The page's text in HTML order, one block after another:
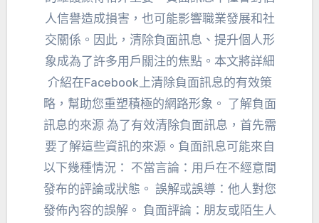
人信譽造成損害，也可能影響職業發展和社
交關係。因此，清除負面訊息、提升個人形
象成為了許多用戶關注的焦點。本文將詳細
介紹在Facebook上清除負面訊息的有效策
略，幫助您重塑積極的網路形象。 了解負面
訊息的來源 為了有效清除負面訊息，首先需
要了解這些資訊的來源。負面訊息可能來自
以下幾種情況： 不當言論：用戶在不經意間
發布的評論或狀態。 誤解或誤導：他人對您
發佈內容的誤解。 負面評論：朋友或陌生人